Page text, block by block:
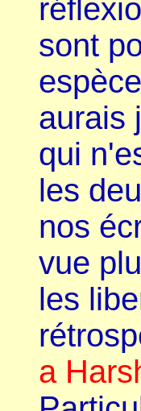
sont
aurais
qui
les
nos
vue
les
a